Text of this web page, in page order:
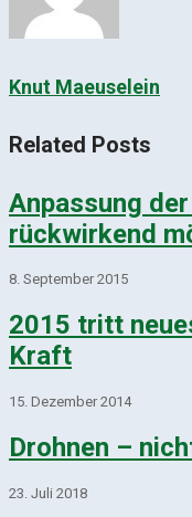
Knut Maeuselein
Related Posts
Anpassung
rückwirkend
8. September 2015
2015 tritt
Kraft
15. Dezember 2014
Drohnen –
23. Juli 2018